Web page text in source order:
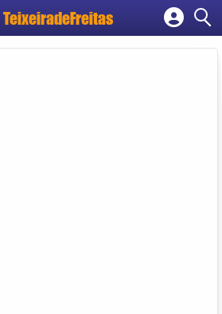
TeixeiradeFreitas
Cadastrar empresa